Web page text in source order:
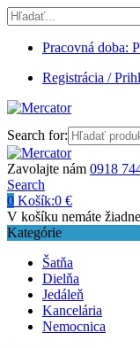
Pracovná doba:
Registrácia /
Search for:
Zavolajte nám 0918
Search
0 Košík:0 €
V košíku nemáte
Kategórie
Šatňa
Dielňa
Jedáleň
Kancelária
Nemocnica